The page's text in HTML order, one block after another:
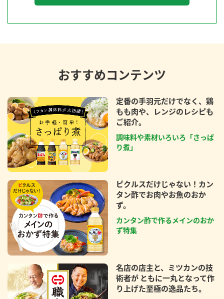
おすすめコンテンツ
定番の手羽元だけでなく、鶏
もも肉や、レンジのレシピも
ご紹介。
調味料や素材いろいろ「さっぱ
り煮」
ピクルスだけじゃない！カン
タン酢でお肉やお魚のおか
ず。
カンタン酢で作るメインのおか
ず特集
名店の店主と、ミツカンの技
術者が ともに一丸となって作
り上げた至極の逸品たち。